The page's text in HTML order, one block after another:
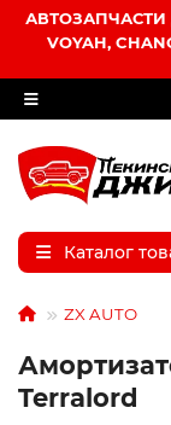
АВТОЗАПЧАСТИ
VOYAH,
Каталог
ZX AUTO
Terralord